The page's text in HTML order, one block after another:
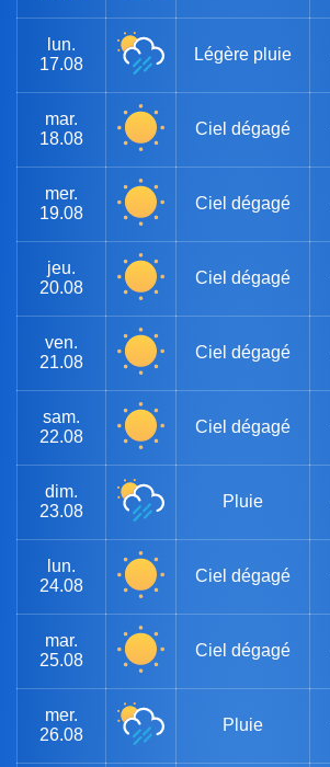
lun.
17.08
Légère pluie
mar.
18.08
Ciel dégagé
mer.
19.08
Ciel dégagé
jeu.
20.08
Ciel dégagé
ven.
21.08
Ciel dégagé
sam.
22.08
Ciel dégagé
dim.
23.08
Pluie
lun.
24.08
Ciel dégagé
mar.
25.08
Ciel dégagé
mer.
26.08
Pluie